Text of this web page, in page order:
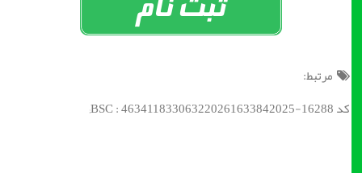
مرتبط:
کد BSC : 463411833063220261633842025-16288;